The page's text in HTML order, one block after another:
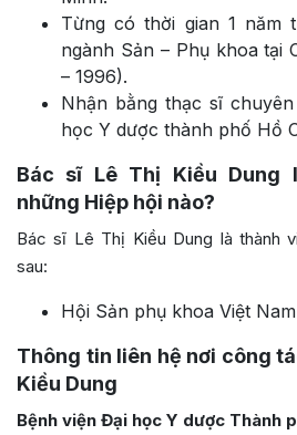
Từng có thời gian 1 năm
ngành Sản – Phụ khoa tại
– 1996).
Nhận bằng thạc sĩ
học Y dược thành phố Hồ
Bác sĩ Lê Thị Kiều Dung
những Hiệp hội nào?
Bác sĩ Lê Thị Kiều Dung là thành
sau:
Hội Sản phụ khoa Việt Nam
Thông tin liên hệ nơi công
Kiều Dung
Bệnh viện Đại học Y dược Thành